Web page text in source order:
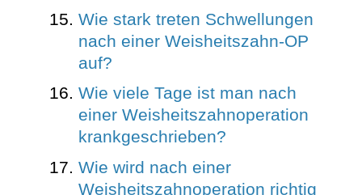
Wie stark treten Schwellungen
nach einer Weisheitszahn-OP
auf?
Wie viele Tage ist man nach
einer Weisheitszahnoperation
krankgeschrieben?
Wie wird nach einer
Weisheitszahnoperation richtig